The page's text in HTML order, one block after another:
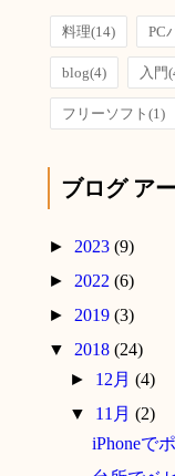
料理(14) PC
blog(4) 入門
フリーソフト (1)
ブログ ア
► 2023 (9)
► 2022 (6)
► 2019 (3)
▼ 2018 (24)
► 12月 (4)
▼ 11月 (2)
iPhoneで